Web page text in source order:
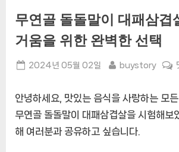
무연골 돌돌말이 대패삼겹
거움을 위한 완벽한 선택
Posted
2024년 05월 02일 By
buystory
안녕하세요, 맛있는 음식을 사랑하는 모
무연골 돌돌말이 대패삼겹살을 시험해보
해 여러분과 공유하고 싶습니다.